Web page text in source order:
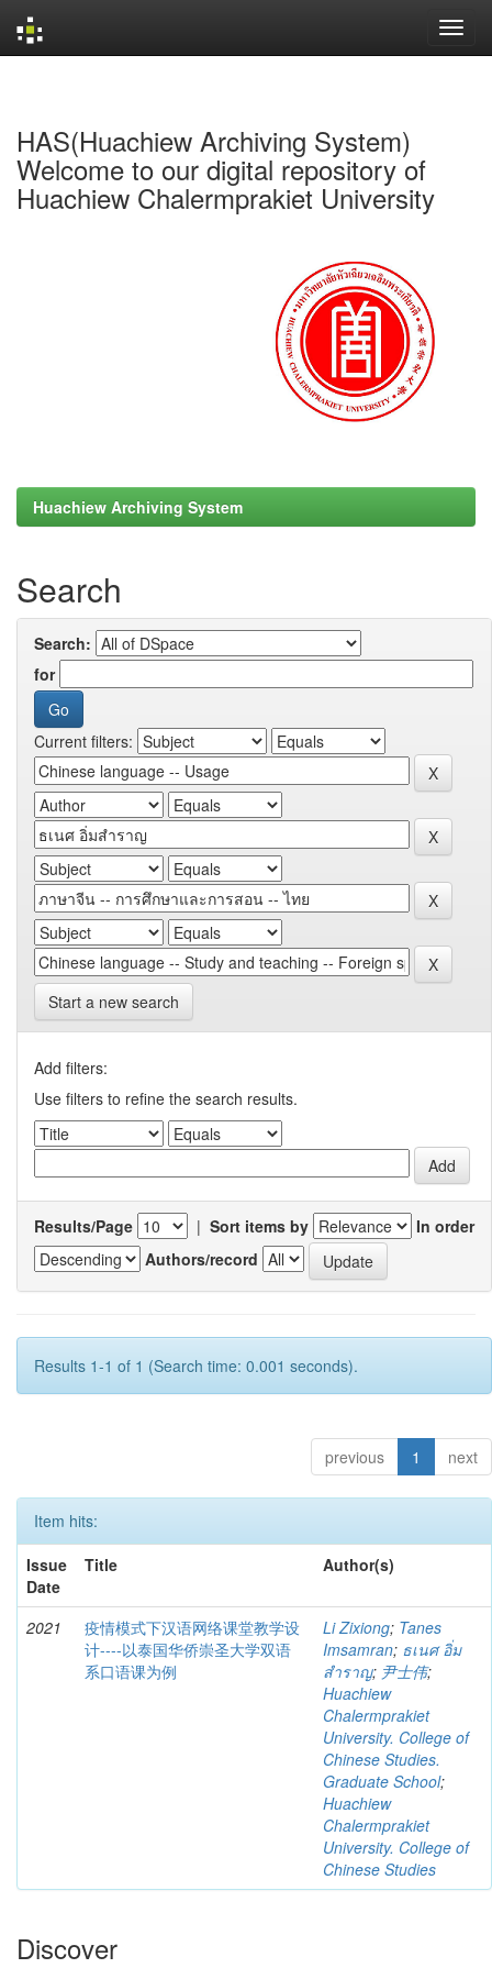
HAS(Huachiew Archiving System)
Welcome to our digital repository of
Huachiew Chalermprakiet University
Huachiew Archiving System
Search
Search:
for
Current filters:
Start a new search
Add filters:
Use filters to refine the search results.
Results/Page | Sort items by
In order
Authors/record
Results 1-1 of 1 (Search time: 0.001 seconds).
previous 1 next
Item hits:
Issue
Date
Title Author(s)
2021
疫情模式下汉语网络课堂教学设
计----以泰国华侨崇圣大学双语
系口语课为例
Li Zixiong; Tanes
Imsamran; ธเนศ อิ่ม
สำราญ; 尹士伟;
Huachiew
Chalermprakiet
University. College of
Chinese Studies.
Graduate School;
Huachiew
Chalermprakiet
University. College of
Chinese Studies
Discover